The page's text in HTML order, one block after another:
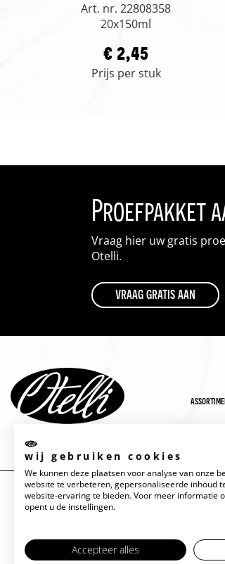
Art. nr. 22808358
20x150ml
€ 2,45
Prijs per stuk
Proefpakket
Vraag hier uw gratis
Otelli.
vraag gratis aan
wij gebruiken cookies
We kunnen deze plaatsen voor analyse van onze
website te verbeteren, gepersonaliseerde inhoud
website-ervaring te bieden. Voor meer informatie
opent u de instellingen.
Accepteer alles